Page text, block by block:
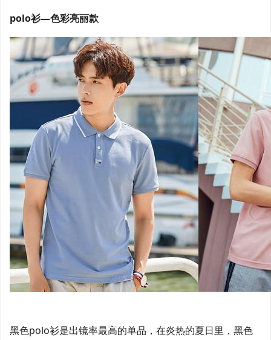
polo衫—色彩亮丽款
黑色polo衫是出镜率最高的单品，在炎热的夏日里，黑色